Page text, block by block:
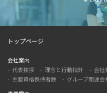
トップページ
会社案内
代表挨拶
理念と行動指針 会社
主要資格保持者数
グループ関連会